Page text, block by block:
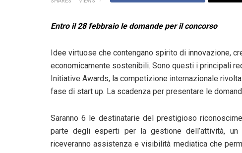
Entro il 28 febbraio le domande per il concorso
Idee virtuose che contengano spirito di innovazione,
economicamente sostenibili. Sono questi i principali
Initiative Awards, la competizione internazionale
fase di start up. La scadenza per presentare le
Saranno 6 le destinatarie del prestigioso
parte degli esperti per la gestione dell’attività,
riceveranno assistenza e visibilità mediatica che